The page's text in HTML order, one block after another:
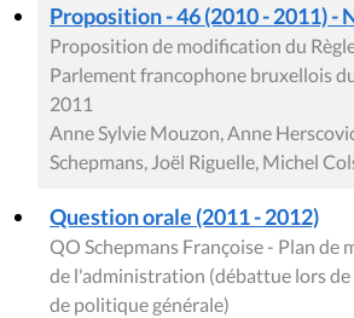
Proposition - 46 (2010 - 2011) -
Proposition de modification du
Parlement francophone bruxellois
2011
Anne Sylvie Mouzon, Anne
Schepmans, Joël Riguelle, Michel
Question orale (2011 - 2012)
QO Schepmans Françoise - Plan de
de l'administration (débattue lors
de politique générale)